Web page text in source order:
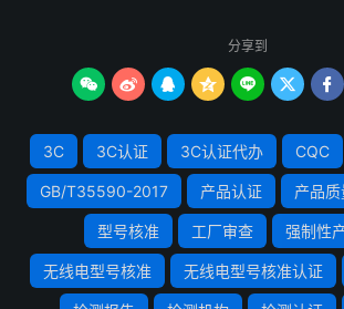
分享到
      
3C 3C认证 3C认证代办 CQC
GB/T35590-2017 产品认证 产品质
型号核准 工厂审查 强制性
无线电型号核准 无线电型号核准认证